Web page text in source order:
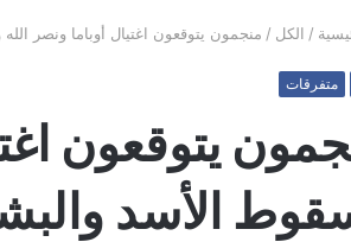
/ الكل / منجمون يتوقعون اغتيال أوباما ونصر
متفرقات
يتوقعون
الأسد